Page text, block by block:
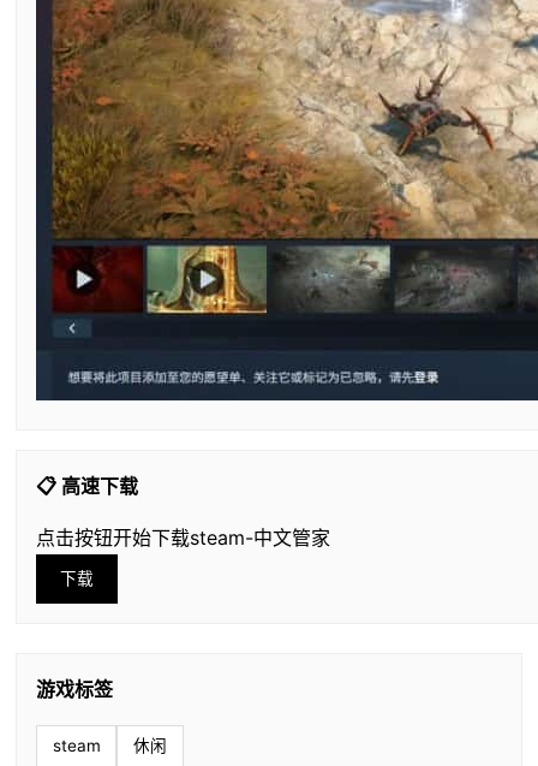
📋 高速下载
点击按钮开始下载steam-中文管家
下载
游戏标签
steam 休闲